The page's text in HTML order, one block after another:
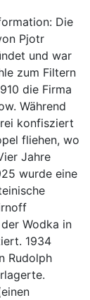
Die
Pjotr
und war
zum Filtern
die Firma
Während
konfisziert
fliehen, wo
Jahre
wurde eine
Wodka in
1934
Rudolph